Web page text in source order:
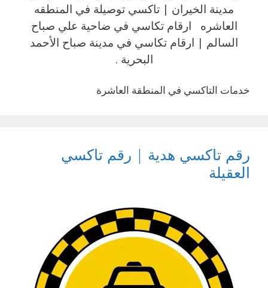
مدينة الخيران | تاكسي توصيلة في المنطقه
العاشره ارقام تكاسي في ضاحية علي صباح
السالم | ارقام تكاسي في مدينة صباح الأحمد
البحرية .
خدمات التاكسي في المنطقة العاشرة
رقم تاكسي هدية | رقم تاكسي
العقيلة